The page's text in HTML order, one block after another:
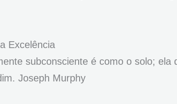
Excelência
subconsciente é como o solo; ela
Joseph Murphy